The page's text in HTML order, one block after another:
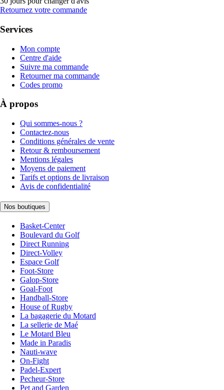
Retournez votre commande
Services
Mon compte
Centre d'aide
Suivre ma commande
Retourner ma commande
Codes promo
À propos
Qui sommes-nous ?
Contactez-nous
Conditions générales de vente
Retour & remboursement
Mentions légales
Moyens de paiement
Tarifs et options de livraison
Avis de confidentialité
Nos boutiques
Basket-Center
Boulevard du Golf
Direct Running
Direct-Volley
Espace Golf
Foot-Store
Galop-Store
Goal-Foot
Handball-Store
House of Rugby
La bagagerie du Motard
La sellerie de Maé
Le Motard Bleu
Made in Paradis
Nauti-wave
On-Fight
Padel-Expert
Pecheur-Store
Pet and Garden